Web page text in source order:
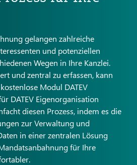
gelangen zahlreiche
und potenziellen
Wegen in Ihre Kanzlei.
und zentral zu erfassen, kann
Modul DATEV
DATEV Eigenorganisation
diesen Prozess, indem es die
zur Verwaltung und
in einer zentralen Lösung
für Ihre